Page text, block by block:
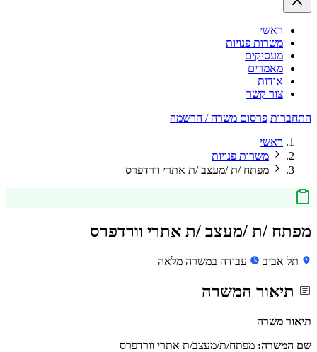
ראשי
משרות פנויות
מעסיקים
מאמרים
אודות
צור קשר
התחברות פרסום משרה / הרשמה
ראשי
משרות פנויות
מפתח /ת /מעצב /ת אתרי וורדפרס
מפתח /ת /מעצב /ת אתרי וורדפרס
תל אביב עבודה במשרה מלאה
תיאור המשרה
תיאור משרה
שם המשרה: מפתח/ת/מעצב/ת אתרי וורדפרס